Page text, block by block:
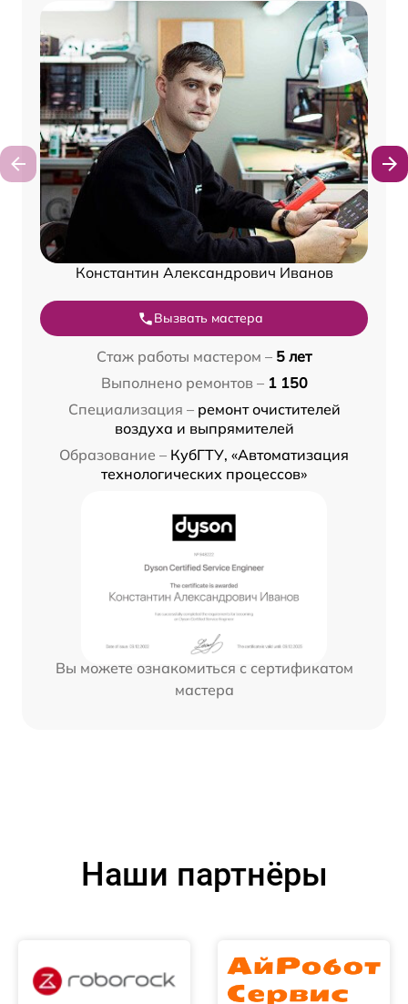
Константин Александрович Иванов
Вызвать мастера
Стаж работы мастером – 5 лет
Выполнено ремонтов – 1 150
Специализация – ремонт очистителей
воздуха и выпрямителей
Образование – КубГТУ, «Автоматизация
технологических процессов»
Вы можете ознакомиться с сертификатом
мастера
Наши партнёры